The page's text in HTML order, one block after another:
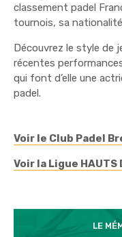
classement padel
tournois, sa
Découvrez le style de
récentes
qui font d’elle une
padel.
Voir le Club Padel
Voir la Ligue HAUTS
LE